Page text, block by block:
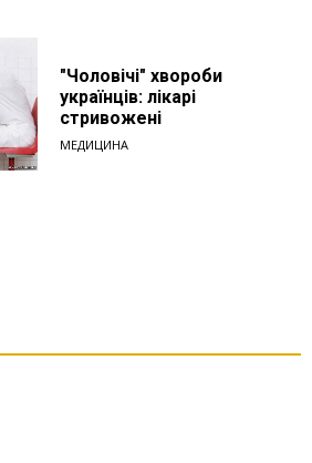
"Чоловічі" хвороби
українців: лікарі
стривожені
МЕДИЦИНА